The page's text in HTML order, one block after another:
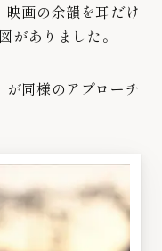
映画の余韻を耳だけ
がありました。
同様のアプローチ